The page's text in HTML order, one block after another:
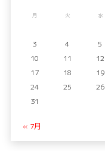
月 火 水
3
4 5
10
11 12
17
18 19
24
25 26
31
« 7月